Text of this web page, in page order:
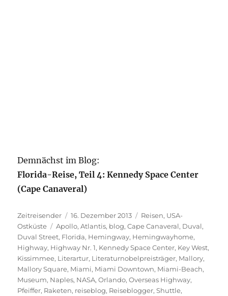
Demnächst im Blog:
Florida-Reise, Teil 4: Kennedy Space Center
(Cape Canaveral)
Autor
Zeitreisender
Veröffentlicht
am
16. Dezember 2013 Kategorien
Reisen, USA-
Ostküste
Schlagwörter
Apollo,Atlantis, blog,Cape Canaveral, Duval,
Duval Street, Florida, Hemingway, Hemingwayhome,
Highway, Highway Nr. 1, Kennedy Space Center, Key West,
Kissimmee, Literartur, Literaturnobelpreisträger, Mallory,
Mallory Square, Miami, Miami Downtown, Miami-Beach,
Museum, Naples, NASA,Orlando,Overseas Highway,
Pfeiffer, Raketen, reiseblog, Reiseblogger,Shuttle,